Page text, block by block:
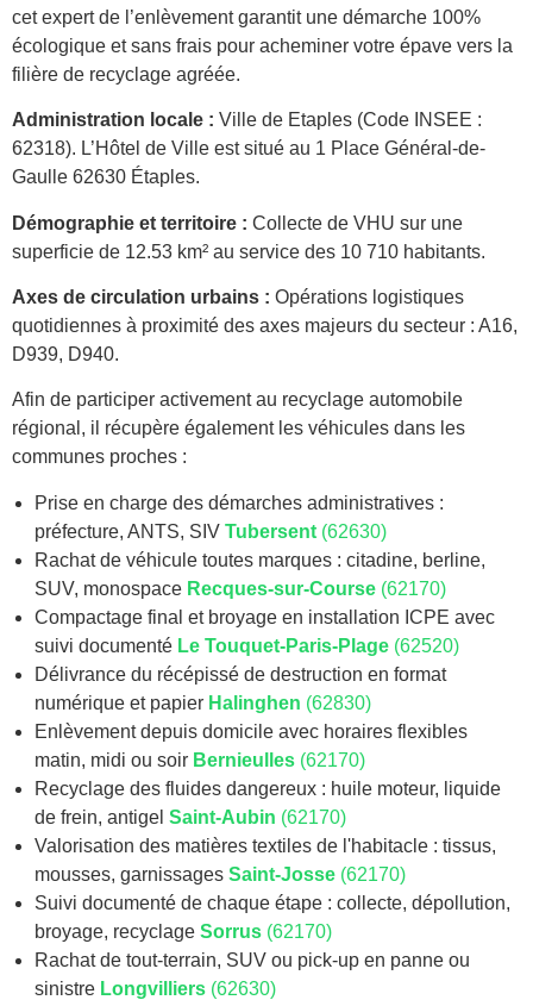
cet expert de l’enlèvement garantit une démarche 100%
écologique et sans frais pour acheminer votre épave vers la
filière de recyclage agréée.
Administration locale : Ville de Etaples (Code INSEE :
62318). L’Hôtel de Ville est situé au 1 Place Général-de-
Gaulle 62630 Étaples.
Démographie et territoire : Collecte de VHU sur une
superficie de 12.53 km² au service des 10 710 habitants.
Axes de circulation urbains : Opérations logistiques
quotidiennes à proximité des axes majeurs du secteur : A16,
D939, D940.
Afin de participer activement au recyclage automobile
régional, il récupère également les véhicules dans les
communes proches :
Prise en charge des démarches administratives :
préfecture, ANTS, SIV Tubersent (62630)
Rachat de véhicule toutes marques : citadine, berline,
SUV, monospace Recques-sur-Course (62170)
Compactage final et broyage en installation ICPE avec
suivi documenté Le Touquet-Paris-Plage (62520)
Délivrance du récépissé de destruction en format
numérique et papier Halinghen (62830)
Enlèvement depuis domicile avec horaires flexibles
matin, midi ou soir Bernieulles (62170)
Recyclage des fluides dangereux : huile moteur, liquide
de frein, antigel Saint-Aubin (62170)
Valorisation des matières textiles de l'habitacle : tissus,
mousses, garnissages Saint-Josse (62170)
Suivi documenté de chaque étape : collecte, dépollution,
broyage, recyclage Sorrus (62170)
Rachat de tout-terrain, SUV ou pick-up en panne ou
sinistre Longvilliers (62630)